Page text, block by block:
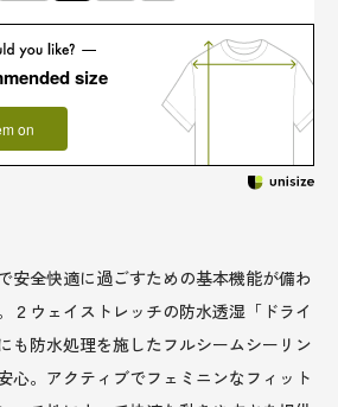
size
on
安全快適に過ごすための基本機能が備わ
２ウェイストレッチの防水透湿「ドライ
も防水処理を施したフルシームシーリン
心。アクティブでフェミニンなフィット